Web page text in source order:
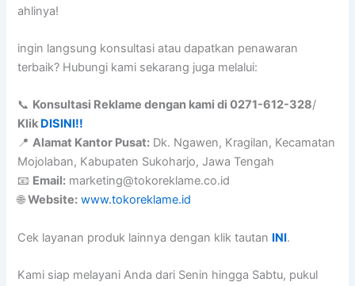
ahlinya!
ingin langsung konsultasi atau dapatkan penawaran
terbaik? Hubungi kami sekarang juga melalui:
📞 Konsultasi Reklame dengan kami di 0271-612-328/
Klik DISINI!!
📍Alamat Kantor Pusat: Dk. Ngawen, Kragilan, Kecamatan
Mojolaban, Kabupaten Sukoharjo, Jawa Tengah
📧 Email: marketing@tokoreklame.co.id
🌐Website: www.tokoreklame.id
Cek layanan produk lainnya dengan klik tautan INI.
Kami siap melayani Anda dari Senin hingga Sabtu, pukul